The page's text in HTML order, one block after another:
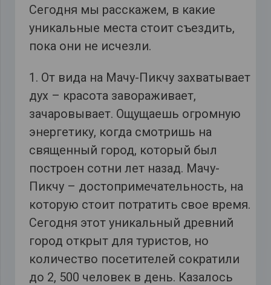
Сегодня мы расскажем, в какие
уникальные места стоит съездить,
пока они не исчезли.
1. От вида на Мачу-Пикчу захватывает
дух – красота завораживает,
зачаровывает. Ощущаешь огромную
энергетику, когда смотришь на
священный город, который был
построен сотни лет назад. Мачу-
Пикчу – достопримечательность, на
которую стоит потратить свое время.
Сегодня этот уникальный древний
город открыт для туристов, но
количество посетителей сократили
до 2, 500 человек в день. Казалось